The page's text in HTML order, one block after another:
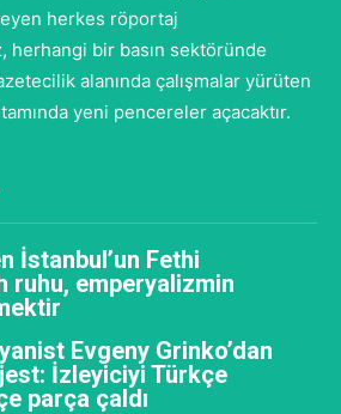
herkes röportaj
herhangi bir basın sektöründe
alanında çalışmalar yürüten
yeni pencereler açacaktır.
İstanbul’un Fethi
ruhu, emperyalizmin
Evgeny Grinko’dan
İzleyiciyi Türkçe
parça çaldı